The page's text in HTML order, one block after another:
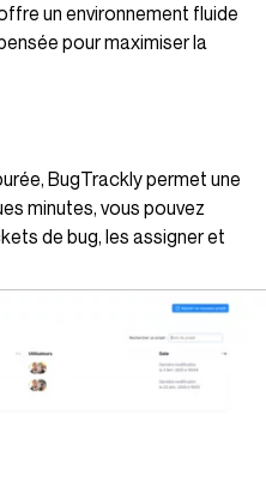
un environnement fluide
pour maximiser la
BugTrackly permet une
minutes, vous pouvez
de bug, les assigner et